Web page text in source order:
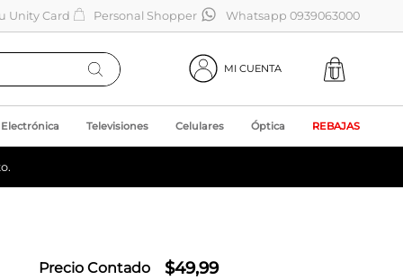
Unity Card Personal Shopper Whatsapp 0939063000
MI CUENTA
Electrónica Televisiones Celulares Óptica REBAJAS
Precio Contado $49,99